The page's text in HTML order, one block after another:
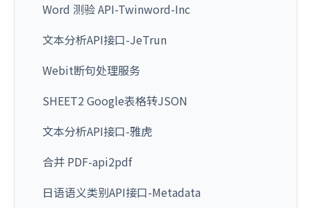
Word 测验 API-Twinword-Inc
文本分析API接口-JeTrun
Webit断句处理服务
SHEET2 Google表格转JSON
文本分析API接口-雅虎
合并 PDF-api2pdf
日语语义类别API接口-Metadata